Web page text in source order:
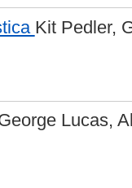
Kit Pedler,
Lucas,